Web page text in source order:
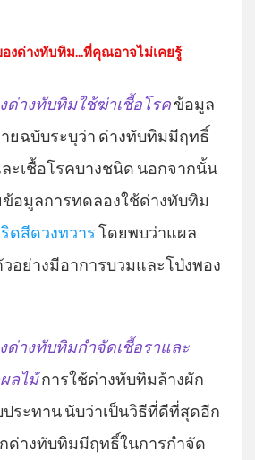
งด่างทับทิม...ที่คุณอาจไม่เคยรู้
ด่างทับทิมใช้ฆ่าเชื้อโรคข้อมูล
ยฉบับระบุว่า ด่างทับทิมมีฤทธิ์
ะเชื้อโรคบางชนิด นอกจากนั้น
ข้อมูลการทดลองใช้ด่างทับทิม
ริดสีดวงทวารโดยพบว่าแผล
อย่างมีอาการบวมและโป่งพอง
ด่างทับทิมกำจัดเชื้อราและ
ลไม้การใช้ด่างทับทิมล้างผัก
ระทาน นับว่าเป็นวิธีที่ดีที่สุดอีก
ด่างทับทิมมีฤทธิ์ในการกำจัด